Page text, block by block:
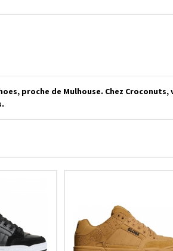
proche de Mulhouse. Chez Croconuts,